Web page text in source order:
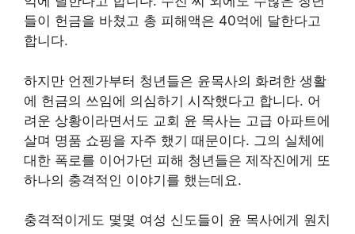
들이 헌금을 바쳤고 총 피해액은 40억에 달한다고
합니다.
하지만 언젠가부터 청년들은 윤목사의 화려한 생활
에 헌금의 쓰임에 의심하기 시작했다고 합니다. 어
려운 상황이라면서도 교회 윤 목사는 고급 아파트에
살며 명품 쇼핑을 자주 했기 때문이다. 그의 실체에
대한 폭로를 이어가던 피해 청년들은 제작진에게 또
하나의 충격적인 이야기를 했는데요.
충격적이게도 몇몇 여성 신도들이 윤 목사에게 원치